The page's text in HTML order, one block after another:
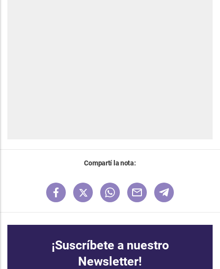
Compartí la nota:
¡Suscríbete a nuestro
Newsletter!